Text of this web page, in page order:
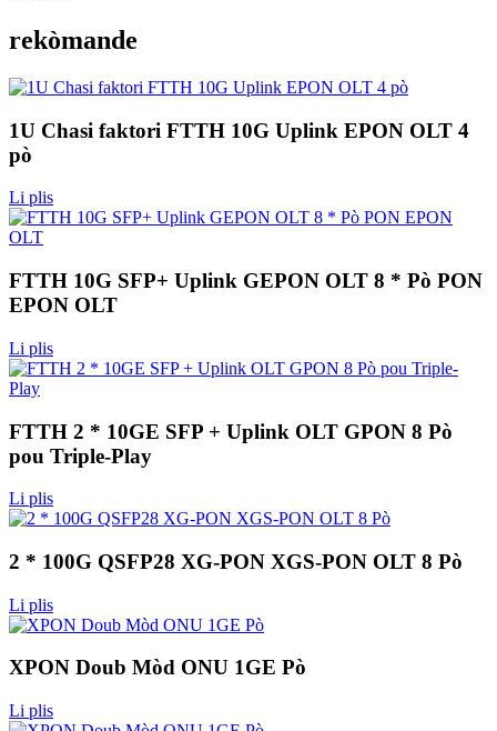
rekòmande
1U Chasi faktori FTTH 10G Uplink EPON OLT 4
pò
Li plis
FTTH 10G SFP+ Uplink GEPON OLT 8 * Pò PON
EPON OLT
Li plis
FTTH 2 * 10GE SFP + Uplink OLT GPON 8 Pò
pou Triple-Play
Li plis
2 * 100G QSFP28 XG-PON XGS-PON OLT 8 Pò
Li plis
XPON Doub Mòd ONU 1GE Pò
Li plis